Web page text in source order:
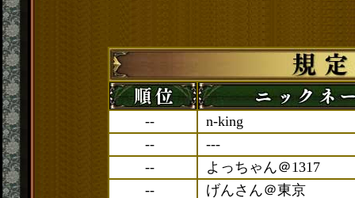
--
n-king
--
---
--
よっちゃん＠1317
--
げんさん＠東京